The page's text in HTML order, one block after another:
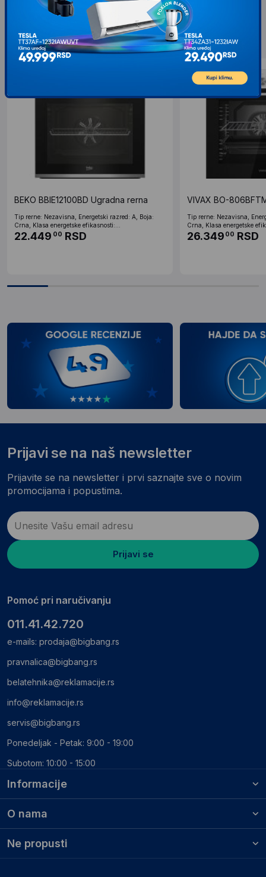
sa 30% popusta
Slični proizvodi
BEKO BBIE12100BD Ugradna rerna
Tip rerne: Nezavisna, Energetski razred: A, Boja:
Crna, Klasa energetske efikasnosti:...
22.449 00 RSD
VIVAX BO-
Tip rerne: Nezavisna,
Crna, Klasa energetske
26.349 00 RSD
Informacije
O nama
Ne propusti
Prijavi se na naš newsletter
Prijavite se na newsletter i prvi saznajte sve o novim
promocijama i popustima.
Prijavi se
Pomoć pri naručivanju
011.41.42.720
e-mails: prodaja@bigbang.rs
pravnalica@bigbang.rs
belatehnika@reklamacije.rs
info@reklamacije.rs
servis@bigbang.rs
Ponedeljak - Petak: 9:00 - 19:00
Subotom: 10:00 - 15:00